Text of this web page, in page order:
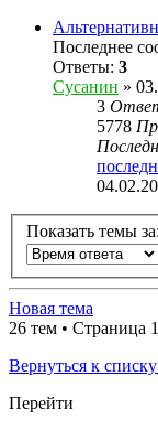
Последнее
Ответы: 3
Сусанин »
3
5778
Показать темы за:
Новая тема
26 тем • Страница
Вернуться к
Перейти